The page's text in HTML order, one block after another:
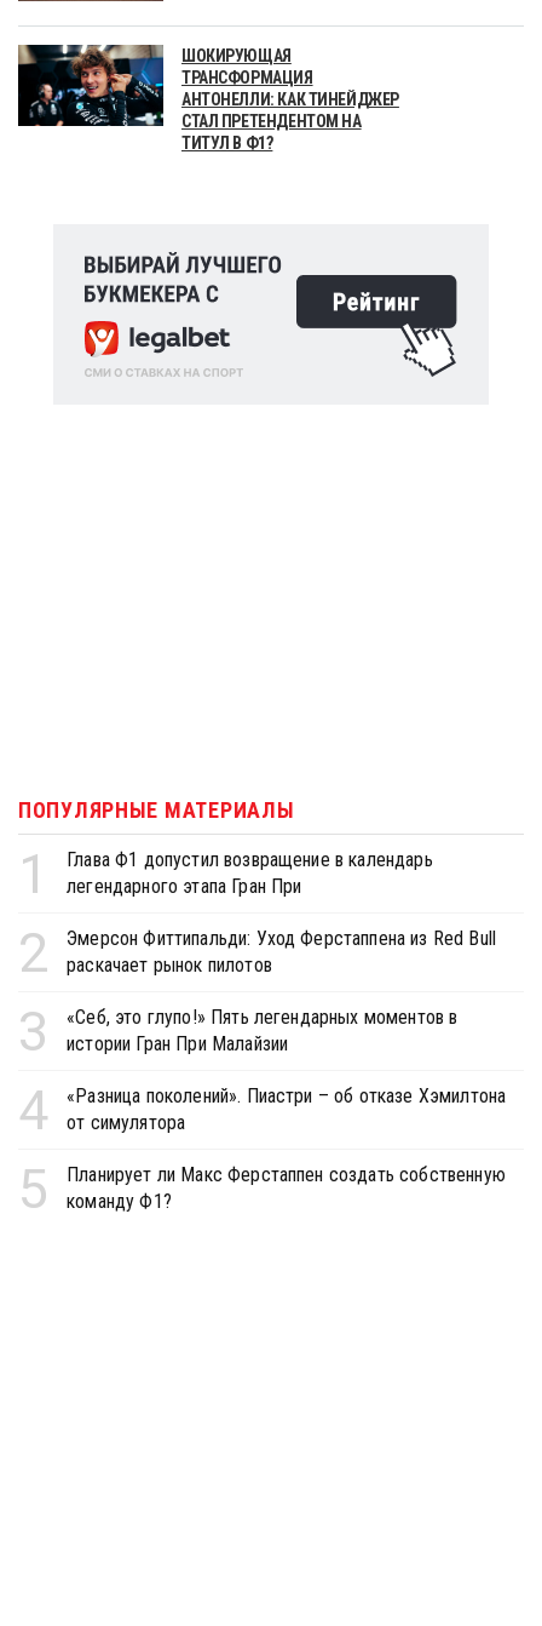
ШОКИРУЮЩАЯ
ТРАНСФОРМАЦИЯ
АНТОНЕЛЛИ: КАК ТИНЕЙДЖЕР
СТАЛ ПРЕТЕНДЕНТОМ НА
ТИТУЛ В Ф1?
ПОПУЛЯРНЫЕ МАТЕРИАЛЫ
1
Глава Ф1 допустил возвращение в календарь
легендарного этапа Гран При
2
Эмерсон Фиттипальди: Уход Ферстаппена из Red Bull
раскачает рынок пилотов
3
«Себ, это глупо!» Пять легендарных моментов в
истории Гран При Малайзии
4
«Разница поколений». Пиастри – об отказе Хэмилтона
от симулятора
5
Планирует ли Макс Ферстаппен создать собственную
команду Ф1?